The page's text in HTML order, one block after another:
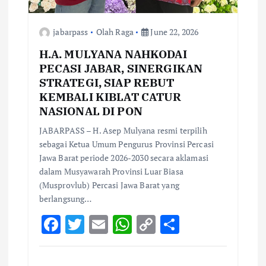
jabarpass Olah Raga June 22, 2026
H.A. MULYANA NAHKODAI
PECASI JABAR, SINERGIKAN
STRATEGI, SIAP REBUT
KEMBALI KIBLAT CATUR
NASIONAL DI PON
JABARPASS – H. Asep Mulyana resmi terpilih
sebagai Ketua Umum Pengurus Provinsi Percasi
Jawa Barat periode 2026-2030 secara aklamasi
dalam Musyawarah Provinsi Luar Biasa
(Musprovlub) Percasi Jawa Barat yang
berlangsung…
F
ac
T
w
E
m
W
h
C
o
S
h